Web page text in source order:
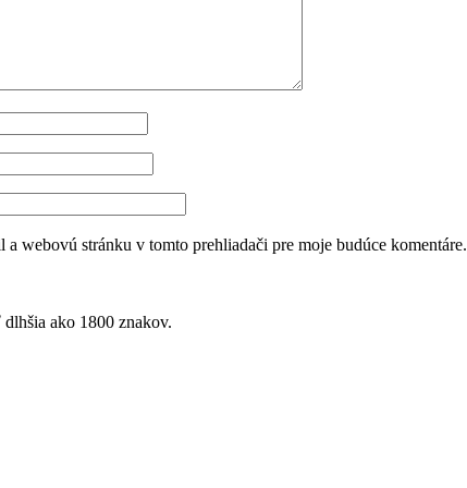
webovú stránku v tomto prehliadači pre moje budúce komentáre.
ako 1800 znakov.